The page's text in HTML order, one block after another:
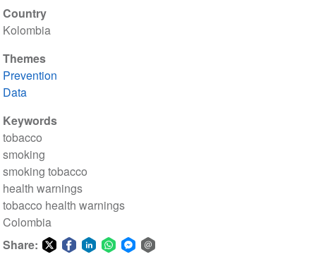
Country
Kolombia
Themes
Prevention
Data
Keywords
tobacco
smoking
smoking tobacco
health warnings
tobacco health warnings
Colombia
Share: